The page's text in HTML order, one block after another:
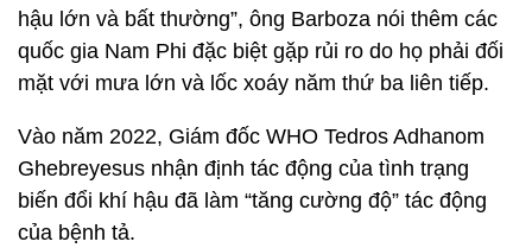
hậu lớn và bất thường”, ông Barboza nói thêm các
quốc gia Nam Phi đặc biệt gặp rủi ro do họ phải đối
mặt với mưa lớn và lốc xoáy năm thứ ba liên tiếp.
Vào năm 2022, Giám đốc WHO Tedros Adhanom
Ghebreyesus nhận định tác động của tình trạng
biến đổi khí hậu đã làm “tăng cường độ” tác động
của bệnh tả.